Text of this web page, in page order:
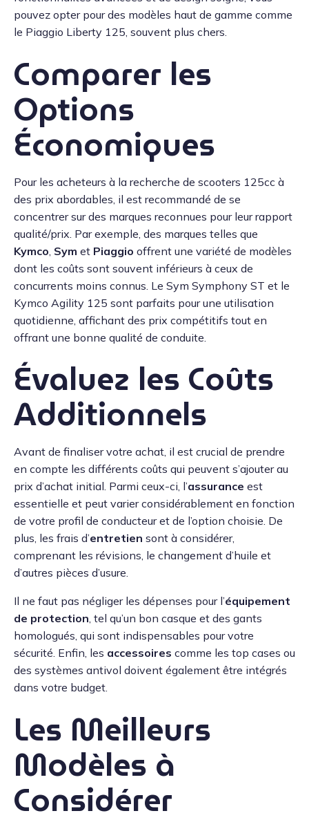
pouvez opter pour des modèles haut de gamme comme
le Piaggio Liberty 125, souvent plus chers.
Comparer les
Options
Économiques
Pour les acheteurs à la recherche de scooters 125cc à
des prix abordables, il est recommandé de se
concentrer sur des marques reconnues pour leur rapport
qualité/prix. Par exemple, des marques telles que
Kymco Sym et Piaggio offrent une variété de modèles
dont les coûts sont souvent inférieurs à ceux de
concurrents moins connus. Le Sym Symphony ST et le
Kymco Agility 125 sont parfaits pour une utilisation
quotidienne, affichant des prix compétitifs tout en
offrant une bonne qualité de conduite.
Évaluez les Coûts
Additionnels
Avant de finaliser votre achat, il est crucial de prendre
en compte les différents coûts qui peuvent s’ajouter au
prix d’achat initial. Parmi ceux-ci, l’assurance est
essentielle et peut varier considérablement en fonction
de votre profil de conducteur et de l’option choisie. De
plus, les frais d’entretien sont à considérer,
comprenant les révisions, le changement d’huile et
d’autres pièces d’usure.
Il ne faut pas négliger les dépenses pour l’équipement
de protection, tel qu’un bon casque et des gants
homologués, qui sont indispensables pour votre
sécurité. Enfin, les accessoires comme les top cases ou
des systèmes antivol doivent également être intégrés
dans votre budget.
Les Meilleurs
Modèles à
Considérer